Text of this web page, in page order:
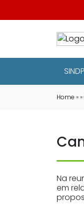
Home »
Na
em